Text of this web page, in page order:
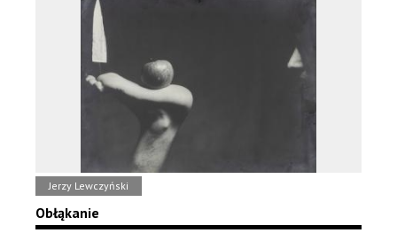
Jerzy Lewczyński
Obłąkanie